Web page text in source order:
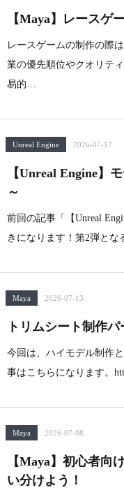
【Maya】レースゲ
レースゲームの制作の際
業の優先順位やクオリテ
易的…
Unreal Engine 2026-07-17
【Unreal Engine】
～
前回の記事「【Unreal
きになります！第2弾と
Maya 2026-07-13
トリムシート制作
今回は、ハイモデル制作
事はこちらになります。
Maya 2026-07-08
【Maya】初心者向
い分けよう！